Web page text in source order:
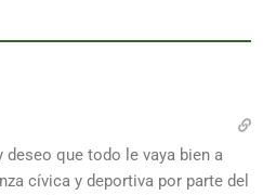
que todo le vaya bien a
cívica y deportiva por parte del